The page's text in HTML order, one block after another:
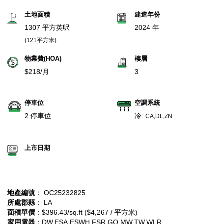
土地面積
1307 平方英呎
(121平方米)
建造年份
2024 年
物業費(HOA)
$218/月
樓層
3
停車位
2 停車位
空調系統
冷: CA,DL,ZN
上市日期
地產編號 ： OC25232825
所處郡縣 ： LA
面積單價 ：$396.43/sq.ft ($4,267 / 平方米)
家用電器 ：DW,ESA,ESWH,FSR,GO,MW,TW,WLR